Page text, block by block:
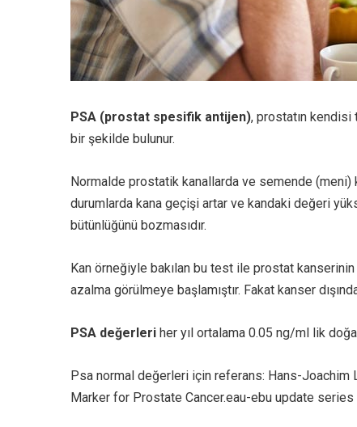
PSA (prostat spesifik antijen), prostatın kendisi
bir şekilde bulunur.
Normalde prostatik kanallarda ve semende (meni)
durumlarda kana geçişi artar ve kandaki değeri
bütünlüğünü bozmasıdır.
Kan örneğiyle bakılan bu test ile prostat
azalma görülmeye başlamıştır. Fakat kanser
PSA değerleri her yıl ortalama 0.05 ng/ml lik
Psa normal değerleri için referans: Hans-
Marker for Prostate Cancer.eau-ebu update